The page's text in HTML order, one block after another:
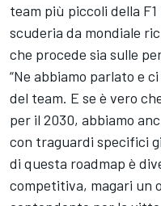
team più piccoli della
scuderia da mondiale
che procede sia sulle
“Ne abbiamo parlato e
del team. E se è vero
per il 2030, abbiamo
con traguardi specifici
di questa roadmap è
competitiva, magari un